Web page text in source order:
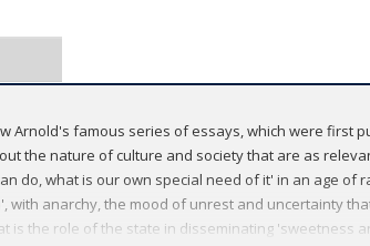
Arnold's famous series of essays, which were first
the nature of culture and society that are as
do, what is our own special need of it' in an age of
anarchy, the mood of unrest and uncertainty
is the role of the state in disseminating 'sweetness